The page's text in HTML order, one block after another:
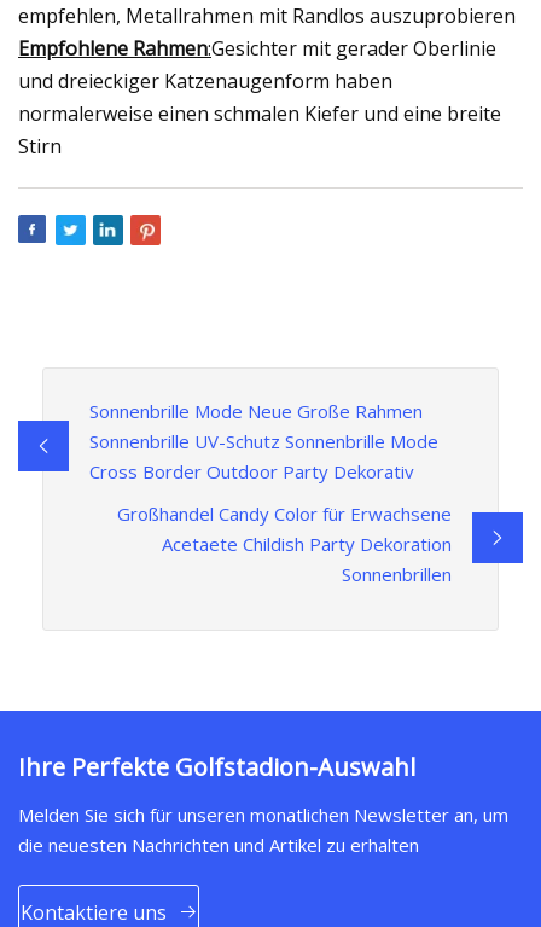
empfehlen, Metallrahmen mit Randlos auszuprobieren
Empfohlene Rahmen:Gesichter mit gerader Oberlinie
und dreieckiger Katzenaugenform haben
normalerweise einen schmalen Kiefer und eine breite
Stirn
Sonnenbrille Mode Neue Große Rahmen
Sonnenbrille UV-Schutz Sonnenbrille Mode
Cross Border Outdoor Party Dekorativ
Großhandel Candy Color für Erwachsene
Acetaete Childish Party Dekoration
Sonnenbrillen
Ihre Perfekte Golfstadion-Auswahl
Melden Sie sich für unseren monatlichen Newsletter an, um
die neuesten Nachrichten und Artikel zu erhalten
Kontaktiere uns